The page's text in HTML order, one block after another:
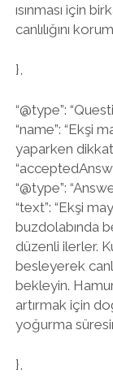
ısınması için
canlılığını
},
“@type”:
“name”: “Ekşi
yaparken
“@type”:
“text”: “Ekşi
buzdolabında
düzenli ilerler.
besleyerek
bekleyin.
artırmak için
yoğurma
},